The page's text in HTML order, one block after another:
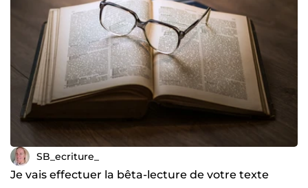
SB_ecriture_
Je vais effectuer la bêta-lecture de votre texte